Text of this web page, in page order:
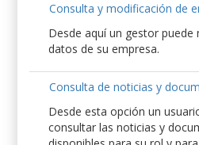
Consulta y modificación de
Desde aquí un gestor puede
datos de su empresa.
Consulta de noticias y
Desde esta opción un
consultar las noticias y